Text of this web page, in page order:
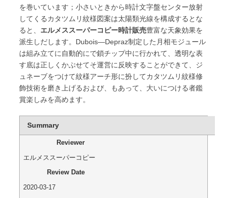
を巻いています；小さいときから時計文字盤センター放射
してくるカタツムリ紋様図案は太陽類光線を構成するとな
ると、 エルメススーパーコピー時計販売豊富な天象効果を
派生しだします。Dubois―Depraz制定した月相モジュール
は組み立てに自動的にで鎖チップ中に行かれて、透明な表
す底は正しくかぶせてそ運営に反映することができて、ジ
ュネーブをつけて紋様アーチ形に扮してカタツムリ紋様修
飾技術を磨き上げるおよび、もあって、大いにつける者鑑
賞楽しみを高めます。
Summary
Reviewer
エルメススーパーコピー
Review Date
2020-03-17